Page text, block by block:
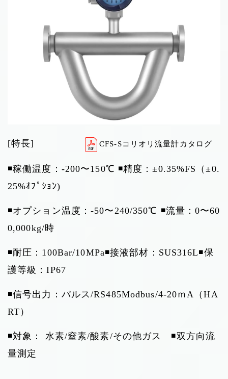
[特長] CFS-Sコリオリ流量計カタログ
◾️稼働温度：-200〜150℃ ◾️精度：±0.35%FS（±0.
25%ｵﾌﾟｼｮﾝ)
◾️オプション温度：-50〜240/350℃ ◾️流量：0〜60
0,000kg/時
◾️耐圧：100Bar/10MPa◾️接液部材：SUS316L◾️保
護等級：IP67
◾️信号出力：パルス/RS485Modbus/4-20ｍA（HA
RT）
◾️対象： 水素/窒素/酸素/その他ガス ◾️双方向流
量測定